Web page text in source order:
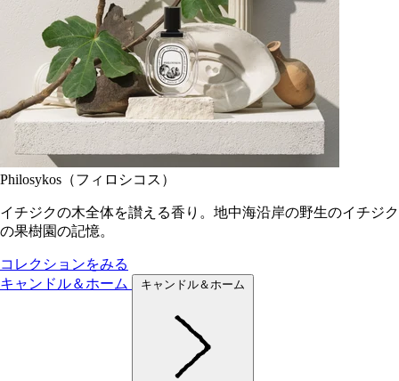
Philosykos（フィロシコス）
イチジクの木全体を讃える香り。地中海沿岸の野生のイチジク
の果樹園の記憶。
コレクションをみる
キャンドル＆ホーム
キャンドル＆ホーム